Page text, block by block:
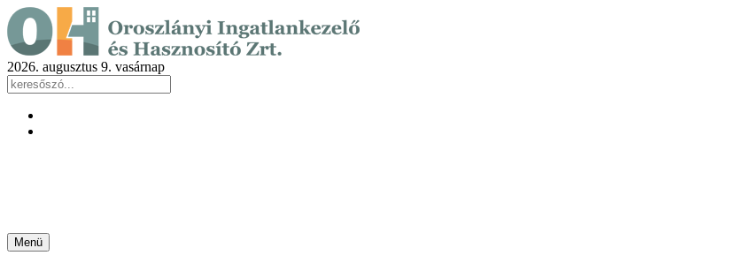
2026. augusztus 9. vasárnap
Menü